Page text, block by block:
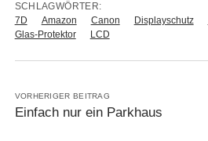
SCHLAGWÖRTER:
7D
Amazon Canon Displayschutz
Glas-Protektor
LCD
VORHERIGER BEITRAG
Einfach nur ein Parkhaus